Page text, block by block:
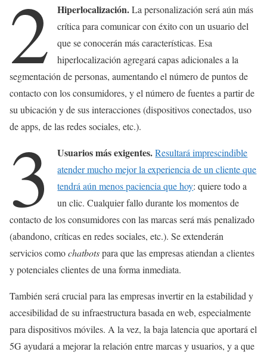
2 Hiperlocalización.La personalización será aún más
crítica para comunicar con éxito con un usuario del
que se conocerán más características. Esa
hiperlocalización agregará capas adicionales a la
segmentación de personas, aumentando el número de puntos de
contacto con los consumidores, y el número de fuentes a partir de
su ubicación y de sus interacciones (dispositivos conectados, uso
de apps, de las redes sociales, etc.).
3 Usuarios más exigentes.Resultará imprescindible
atender mucho mejor la experiencia de un cliente que
tendrá aún menos paciencia que hoy: quiere todo a
un clic. Cualquier fallo durante los momentos de
contacto de los consumidores con las marcas será más penalizado
(abandono, críticas en redes sociales, etc.). Se extenderán
servicios comochatbotspara que las empresas atiendan a clientes
y potenciales clientes de una forma inmediata.
También será crucial para las empresas invertir en la estabilidad y
accesibilidad de su infraestructura basada en web, especialmente
para dispositivos móviles. A la vez, la baja latencia que aportará el
5G ayudará a mejorar la relación entre marcas y usuarios, y a que